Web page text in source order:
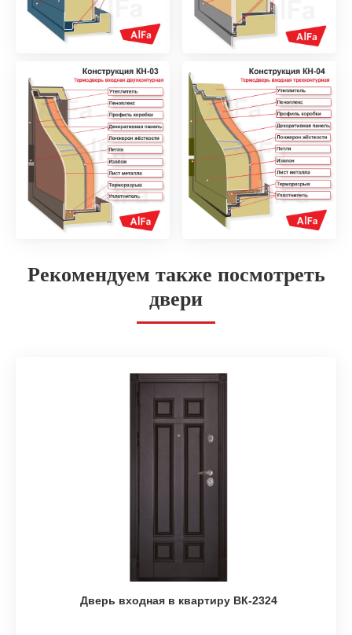
Рекомендуем также посмотреть
двери
Дверь входная в квартиру ВК-2324